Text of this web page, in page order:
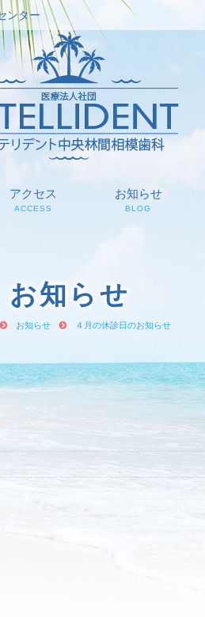
ンター
アクセス
ACCESS
お知らせ
BLOG
お知らせ
お知らせ ４月の休診日のお知らせ